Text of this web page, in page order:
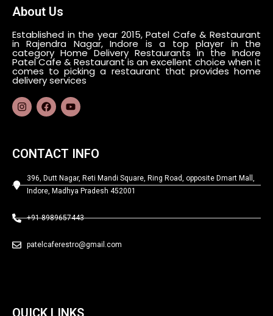
About Us
Established in the year 2015, Patel Cafe & Restaurant
in Rajendra Nagar, Indore is a top player in the
category Home Delivery Restaurants in the Indore
Patel Cafe & Restaurant is an excellent choice when it
comes to picking a restaurant that provides home
delivery services
CONTACT INFO
396, Dutt Nagar, Reti Mandi Square, Ring Road, opposite Dmart Mall,
Indore, Madhya Pradesh 452001
+91 8989657443
patelcaferestro@gmail.com
QUICK LINKS